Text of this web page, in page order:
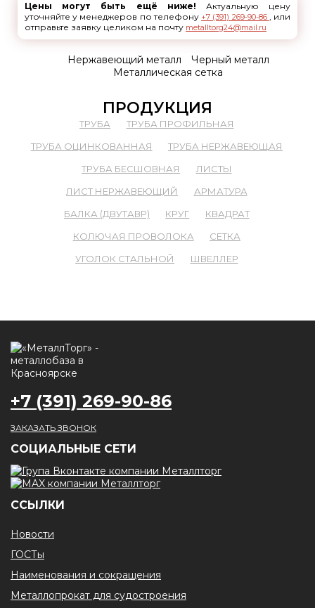
Цены могут быть ещё ниже! Актуальную цену
уточняйте у менеджеров по телефону +7 (391) 269-90-86 , или
отправьте заявку целиком на почту metalltorg24@mail.ru
Нержавеющий металл
Черный металл
Металлическая сетка
ПРОДУКЦИЯ
ТРУБА
ТРУБА ПРОФИЛЬНАЯ
ТРУБА ОЦИНКОВАННАЯ
ТРУБА НЕРЖАВЕЮЩАЯ
ТРУБА БЕСШОВНАЯ
ЛИСТЫ
ЛИСТ НЕРЖАВЕЮЩИЙ
АРМАТУРА
БАЛКА (ДВУТАВР)
КРУГ
КВАДРАТ
КОЛЮЧАЯ ПРОВОЛОКА
СЕТКА
УГОЛОК СТАЛЬНОЙ
ШВЕЛЛЕР
+7 (391) 269-90-86
ЗАКАЗАТЬ ЗВОНОК
CОЦИАЛЬНЫЕ СЕТИ
ССЫЛКИ
Новости
ГОСТы
Наименования и сокращения
Металлопрокат для судостроения